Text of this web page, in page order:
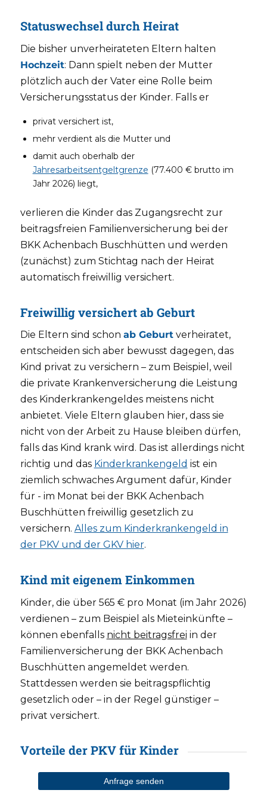
Statuswechsel durch Heirat
Die bisher unverheirateten Eltern halten
Hochzeit: Dann spielt neben der Mutter
plötzlich auch der Vater eine Rolle beim
Versicherungsstatus der Kinder. Falls er
privat versichert ist,
mehr verdient als die Mutter und
damit auch oberhalb der
Jahresarbeitsentgeltgrenze (77.400 € brutto im
Jahr 2026) liegt,
verlieren die Kinder das Zugangsrecht zur
beitragsfreien Familienversicherung bei der
BKK Achenbach Buschhütten und werden
(zunächst) zum Stichtag nach der Heirat
automatisch freiwillig versichert.
Freiwillig versichert ab Geburt
Die Eltern sind schon ab Geburtverheiratet,
entscheiden sich aber bewusst dagegen, das
Kind privat zu versichern – zum Beispiel, weil
die private Krankenversicherung die Leistung
des Kinderkrankengeldes meistens nicht
anbietet. Viele Eltern glauben hier, dass sie
nicht von der Arbeit zu Hause bleiben dürfen,
falls das Kind krank wird. Das ist allerdings nicht
richtig und das Kinderkrankengeld ist ein
ziemlich schwaches Argument dafür, Kinder
für - im Monat bei der BKK Achenbach
Buschhütten freiwillig gesetzlich zu
versichern. Alles zum Kinderkrankengeld in
der PKV und der GKV hier.
Kind mit eigenem Einkommen
Kinder, die über 565 € pro Monat (im Jahr 2026)
verdienen – zum Beispiel als Mieteinkünfte –
können ebenfalls nicht beitragsfrei in der
Familienversicherung der BKK Achenbach
Buschhütten angemeldet werden.
Stattdessen werden sie beitragspflichtig
gesetzlich oder – in der Regel günstiger –
privat versichert.
Vorteile der PKV für Kinder
Kostengünstiger
Anfrage senden